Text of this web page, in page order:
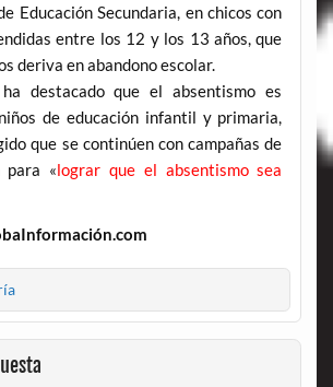
Educación Secundaria, en chicos con
entre los 12 y los 13 años, que
deriva en abandono escolar.
destacado que el absentismo es
de educación infantil y primaria,
que se continúen con campañas de
para «lograr que el absentismo sea